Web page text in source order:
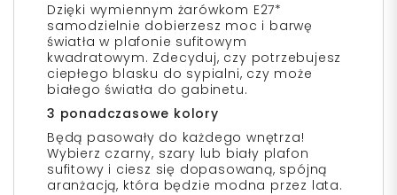
Dzięki wymiennym żarówkom E27*
samodzielnie dobierzesz moc i barwę
światła w plafonie sufitowym
kwadratowym. Zdecyduj, czy potrzebujesz
ciepłego blasku do sypialni, czy może
białego światła do gabinetu.
3 ponadczasowe kolory
Będą pasowały do każdego wnętrza!
Wybierz czarny, szary lub biały plafon
sufitowy i ciesz się dopasowaną, spójną
aranżacją, która będzie modna przez lata.